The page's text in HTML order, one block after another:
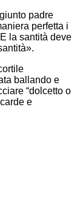
padre
perfetta i
la santità deve
ballando e
“dolcetto o
e